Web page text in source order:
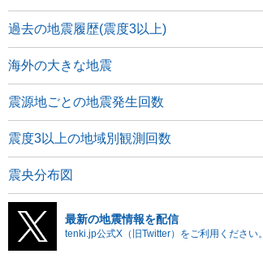
過去の地震履歴(震度3以上)
海外の大きな地震
震源地ごとの地震発生回数
震度3以上の地域別観測回数
震央分布図
最新の地震情報を配信
tenki.jp公式X（旧Twitter）をご利用ください。